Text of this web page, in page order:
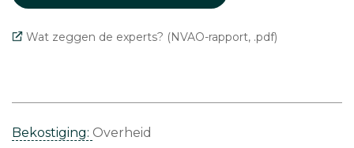
Wat zeggen de experts? (NVAO-rapport, .pdf)
Bekostiging: Overheid